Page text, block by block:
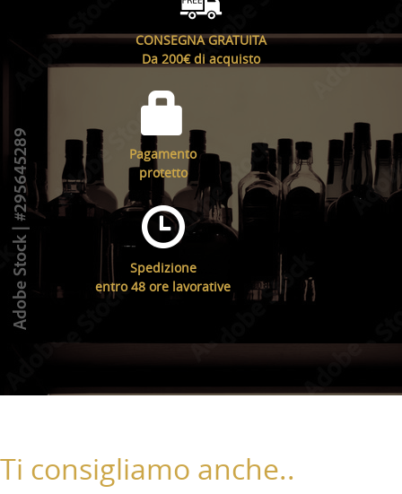
CONSEGNA GRATUITA
Da 200€ di acquisto
Pagamento
protetto
Spedizione
entro 48 ore lavorative
Ti consigliamo anche..